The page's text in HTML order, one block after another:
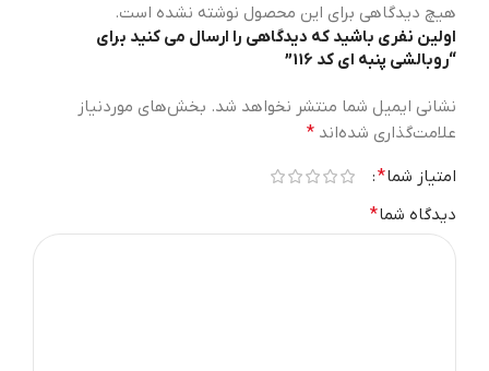
هیچ دیدگاهی برای این محصول نوشته نشده است.
اولین نفری باشید که دیدگاهی را ارسال می کنید برای
“روبالشی پنبه ای کد 116”
نشانی ایمیل شما منتشر نخواهد شد. بخش‌های موردنیاز
علامت‌گذاری شده‌اند *
امتیاز شما*
دیدگاه شما*